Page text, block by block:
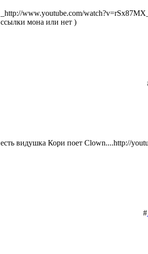
_http://www.youtube.com/
ссылки мона или нет )
есть видушка Кори поет Clown....http://
#